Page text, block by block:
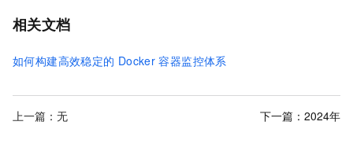
相关文档
如何构建高效稳定的 Docker 容器监控体系
上一篇：无 下一篇： 2024年